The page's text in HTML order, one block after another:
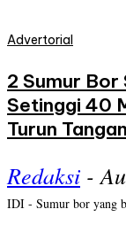
Advertorial
2 Sumur Bor
Setinggi 40
Turun Tangan
Redaksi -
IDI - Sumur bor yang